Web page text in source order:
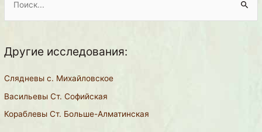
о
с
Другие исследования:
Слядневы с. Михайловское
Васильевы Ст. Софийская
Кораблевы Ст. Больше-Алматинская